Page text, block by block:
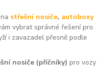
střešní nosiče, autoboxy
vybrat správné řešení pro
i zavazadel přesně podle
nosiče (příčníky) pro vozy